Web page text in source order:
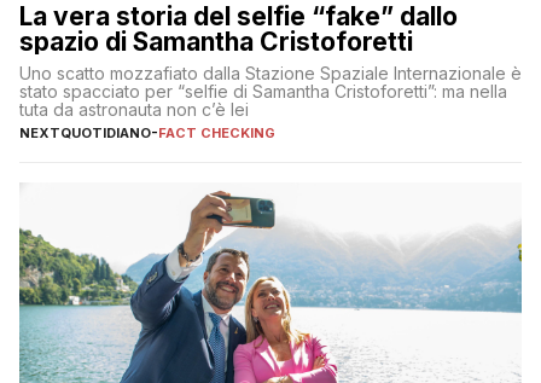
La vera storia del selfie “fake” dallo
spazio di Samantha Cristoforetti
Uno scatto mozzafiato dalla Stazione Spaziale Internazionale è
stato spacciato per “selfie di Samantha Cristoforetti”: ma nella
tuta da astronauta non c’è lei
NEXTQUOTIDIANO-FACT CHECKING